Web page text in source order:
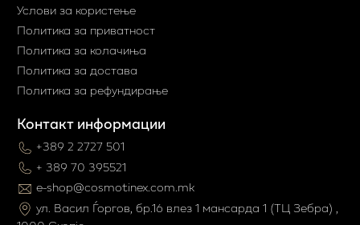
Услови за користење
Политика за приватност
Политика за колачиња
Политика за достава
Политика за рефундирање
Контакт информации
+389 2 2727 501
+ 389 70 395521
e-shop@cosmotinex.com.mk
ул. Васил Ѓоргов, бр.16 влез 1 мaнсарда 1 (ТЦ Зебра) ,